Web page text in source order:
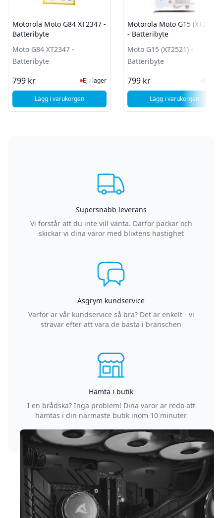
Motorola Moto G84 XT2347 -
Batteribyte
Moto G84 XT2347 -
Batteribyte
799 kr Ej i lager, besök produktsidan för
Ej i lager
Lägg i varukorgen, Motorola Moto G84 XT2347 - Batteribyte
Motorola Moto G15 (XT2521)
- Batteribyte
Moto G15 (XT2521) -
Batteribyte
799 kr I
Lägg i varukorgen
, Motorola Moto
Supersnabb leverans
Vi förstår att du inte vill vänta. Därför packar och
skickar vi dina varor med blixtens hastighet
Asgrym kundservice
Varför är vår kundservice så bra? Det är enkelt - vi
strävar efter att vara de bästa i branschen
Hämta i butik
I en brådska? Inga problem! Dina varor är redo att
hämtas i din närmaste butik inom 10 minuter